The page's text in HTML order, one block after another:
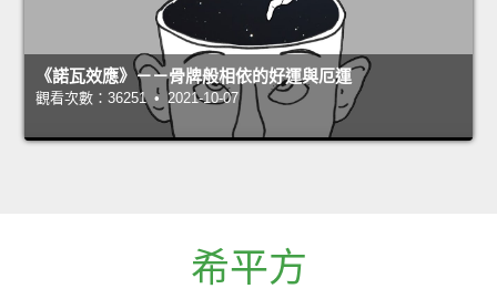
《諾瓦效應》－－骨牌般相依的好運與厄運
觀看次數：36251 • 2021-10-07
希平方